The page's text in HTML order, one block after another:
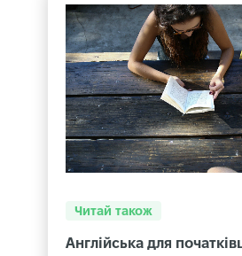
Читай також
Англійська для